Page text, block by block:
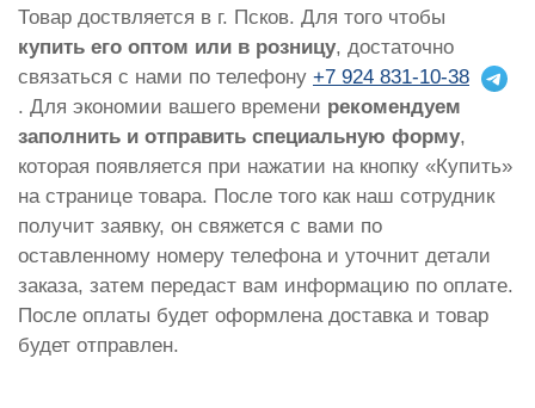
Товар доствляется в г. Псков. Для того чтобы
купить его оптом или в розницу, достаточно
связаться с нами по телефону +7 924 831-10-38
. Для экономии вашего времени рекомендуем
заполнить и отправить специальную форму,
которая появляется при нажатии на кнопку «Купить»
на странице товара. После того как наш сотрудник
получит заявку, он свяжется с вами по
оставленному номеру телефона и уточнит детали
заказа, затем передаст вам информацию по оплате.
После оплаты будет оформлена доставка и товар
будет отправлен.